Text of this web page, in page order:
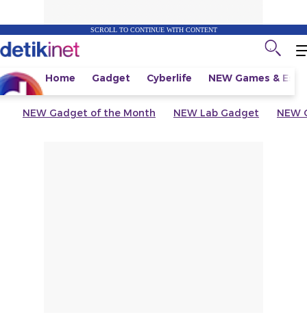
SCROLL TO CONTINUE WITH CONTENT
Home Gadget Cyberlife NEW Games &
NEW Gadget of the Month NEW Lab Gadget NEW